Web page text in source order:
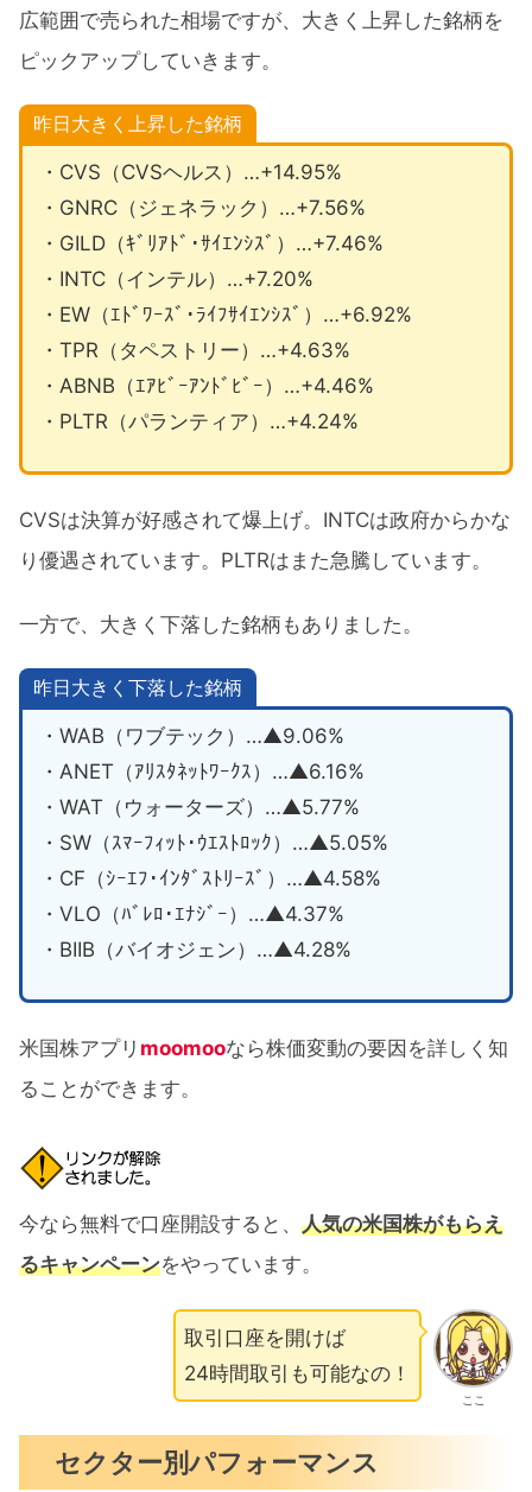
広範囲で売られた相場ですが、大きく上昇した銘柄を
ピックアップしていきます。
昨日大きく上昇した銘柄
・CVS（CVSヘルス）…+14.95%
・GNRC（ジェネラック）…+7.56%
・GILD（ｷﾞﾘｱﾄﾞ･ｻｲｴﾝｼｽﾞ）…+7.46%
・INTC（インテル）…+7.20%
・EW（ｴﾄﾞﾜｰｽﾞ･ﾗｲﾌｻｲｴﾝｼｽﾞ）…+6.92%
・TPR（タペストリー）…+4.63%
・ABNB（ｴｱﾋﾞｰｱﾝﾄﾞﾋﾞｰ）…+4.46%
・PLTR（パランティア）…+4.24%
CVSは決算が好感されて爆上げ。INTCは政府からかな
り優遇されています。PLTRはまた急騰しています。
一方で、大きく下落した銘柄もありました。
昨日大きく下落した銘柄
・WAB（ワブテック）…▲9.06%
・ANET（ｱﾘｽﾀﾈｯﾄﾜｰｸｽ）…▲6.16%
・WAT（ウォーターズ）…▲5.77%
・SW（ｽﾏｰﾌｨｯﾄ･ｳｴｽﾄﾛｯｸ）…▲5.05%
・CF（ｼｰｴﾌ･ｲﾝﾀﾞｽﾄﾘｰｽﾞ）…▲4.58%
・VLO（ﾊﾞﾚﾛ･ｴﾅｼﾞｰ）…▲4.37%
・BIIB（バイオジェン）…▲4.28%
米国株アプリ moomooなら株価変動の要因を詳しく知
ることができます。
今なら無料で口座開設すると、 人気の米国株がもらえ
るキャンペーンをやっています。
ここ
取引口座を開けば
24時間取引も可能なの！
セクター別パフォーマンス